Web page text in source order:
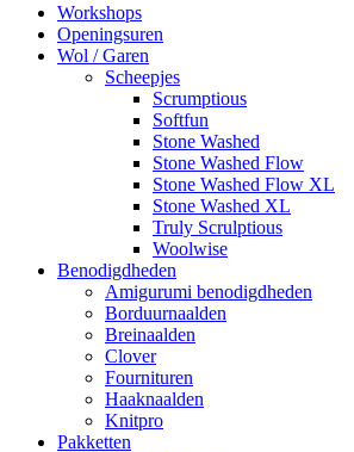
productpagina
Close
Menu
Workshops
Openingsuren
Wol / Garen
Scheepjes
Scrumptious
Softfun
Stone Washed
Stone Washed Flow
Stone Washed Flow XL
Stone Washed XL
Truly Scrulptious
Woolwise
Benodigdheden
Amigurumi benodigdheden
Borduurnaalden
Breinaalden
Clover
Fournituren
Haaknaalden
Knitpro
Pakketten